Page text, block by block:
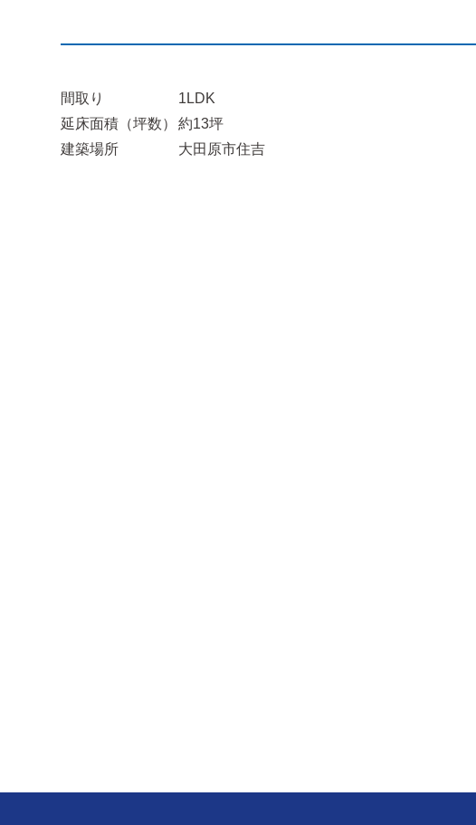
間取り
1LDK
延床面積（坪数）
約13坪
建築場所
大田原市住吉